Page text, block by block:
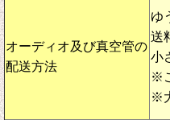
オーディオ及び真空管の
配送方法
ゆ
送
小
※
※